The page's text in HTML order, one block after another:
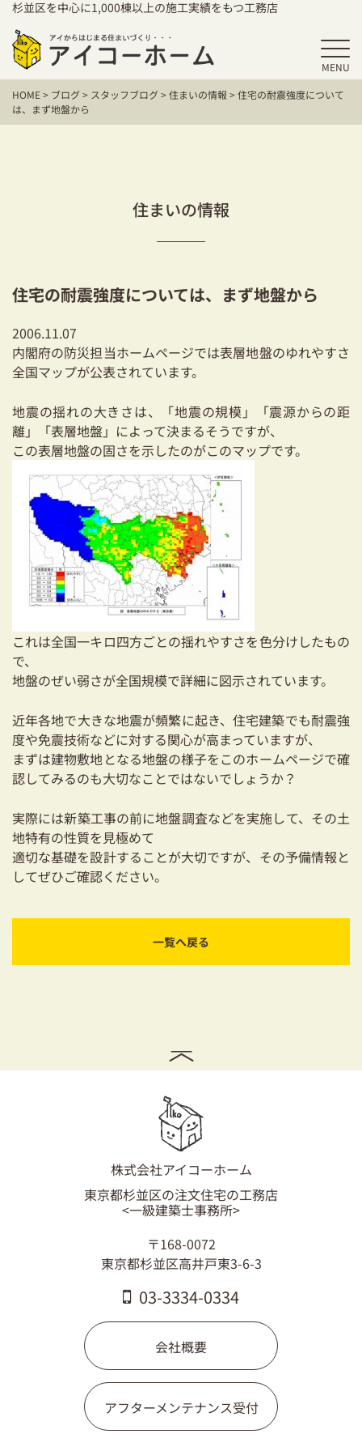
杉並区を中心に1,000棟以上の施工実績をもつ工務店
MENU
HOME
保証／アフターサポート
二世帯住宅をお考えの方
耐震対策も安心の家づくり
リフォーム・リノベーションをお考えの方
必見！土地からお探しの方へ
資金計画についてのご相談
ショールーム
お知らせ
採用情報
03-3334-0334
HOME> ブログ> スタッフブログ>住まいの情報 >住宅の耐震強度について
は、まず地盤から
住まいの情報
住宅の耐震強度については、まず地盤から
2006.11.07
内閣府の防災担当ホームページでは表層地盤のゆれやすさ
全国マップが公表されています。
地震の揺れの大きさは、「地震の規模」「震源からの距
離」「表層地盤」によって決まるそうですが、
この表層地盤の固さを示したのがこのマップです。
これは全国一キロ四方ごとの揺れやすさを色分けしたもの
で、
地盤のぜい弱さが全国規模で詳細に図示されています。
近年各地で大きな地震が頻繁に起き、住宅建築でも耐震強
度や免震技術などに対する関心が高まっていますが、
まずは建物敷地となる地盤の様子をこのホームページで確
認してみるのも大切なことではないでしょうか？
実際には新築工事の前に地盤調査などを実施して、その土
地特有の性質を見極めて
適切な基礎を設計することが大切ですが、その予備情報と
してぜひご確認ください。
一覧へ戻る
株式会社アイコーホーム
東京都杉並区の注文住宅の工務店
<一級建築士事務所>
〒168-0072
東京都杉並区高井戸東3-6-3
03-3334-0334
会社概要
アフターメンテナンス受付